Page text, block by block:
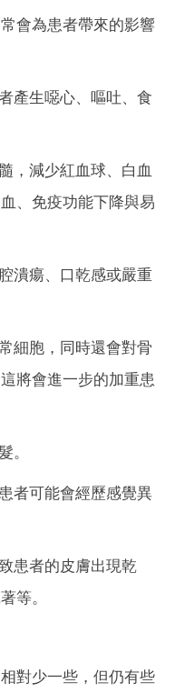
會為患者帶來的影響
產生噁心、嘔吐、食
，減少紅血球、白血
、免疫功能下降與易
潰瘍、口乾感或嚴重
細胞，同時還會對骨
將會進一步的加重患
。
者可能會經歷感覺異
患者的皮膚出現乾
等。
對少一些，但仍有些